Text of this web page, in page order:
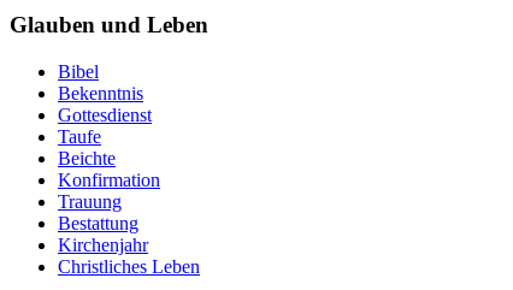
Glauben und Leben
Bibel
Bekenntnis
Gottesdienst
Taufe
Beichte
Konfirmation
Trauung
Bestattung
Kirchenjahr
Christliches Leben